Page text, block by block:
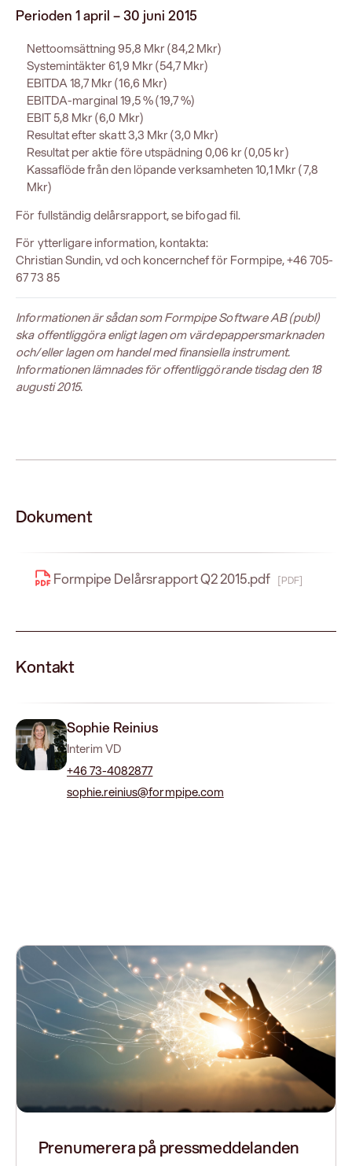
Perioden 1 april – 30 juni 2015
Nettoomsättning 95,8 Mkr (84,2 Mkr)
Systemintäkter 61,9 Mkr (54,7 Mkr)
EBITDA 18,7 Mkr (16,6 Mkr)
EBITDA-marginal 19,5 % (19,7 %)
EBIT 5,8 Mkr (6,0 Mkr)
Resultat efter skatt 3,3 Mkr (3,0 Mkr)
Resultat per aktie före utspädning 0,06 kr (0,05 kr)
Kassaflöde från den löpande verksamheten 10,1 Mkr (7,8
Mkr)
För fullständig delårsrapport, se bifogad fil.
För ytterligare information, kontakta:
Christian Sundin, vd och koncernchef för Formpipe, +46 705-
67 73 85
Informationen är sådan som Formpipe Software AB (publ)
ska offentliggöra enligt lagen om värdepappersmarknaden
och/eller lagen om handel med finansiella instrument.
Informationen lämnades för offentliggörande tisdag den 18
augusti 2015.
Dokument
Formpipe Delårsrapport Q2 2015.pdf [PDF]
Kontakt
Sophie Reinius
Interim VD
+46 73-4082877
sophie.reinius@formpipe.com
Prenumerera på pressmeddelanden